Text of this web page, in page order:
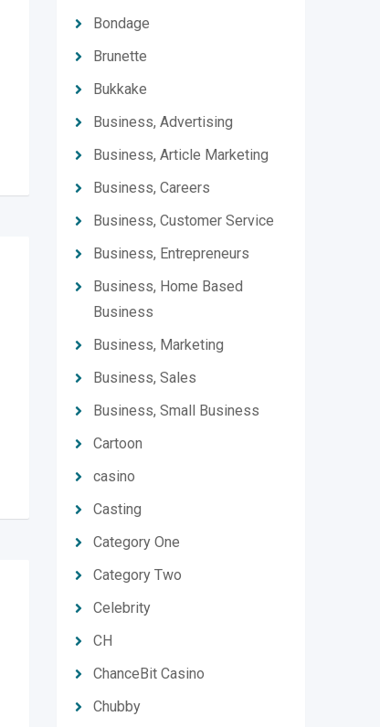
Bondage
Brunette
Bukkake
Business, Advertising
Business, Article Marketing
Business, Careers
Business, Customer Service
Business, Entrepreneurs
Business, Home Based
Business
Business, Marketing
Business, Sales
Business, Small Business
Cartoon
casino
Casting
Category One
Category Two
Celebrity
CH
ChanceBit Casino
Chubby